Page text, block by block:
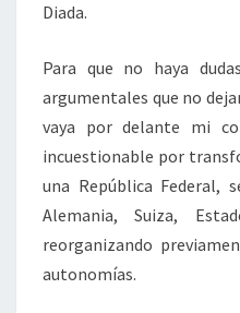
Diada.
Para que no haya
argumentales que no
vaya por delante mi
incuestionable por
una República Federal,
Alemania, Suiza,
reorganizando
autonomías.